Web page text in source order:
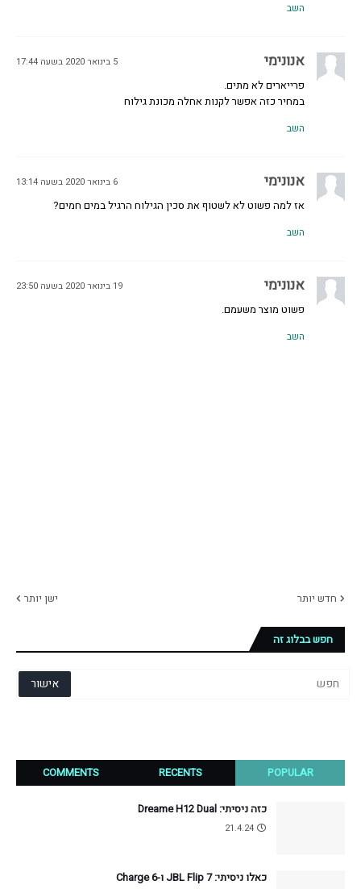
השב
אנונימי 5 בינואר 2020 בשעה 17:44
פרייארים לא מתים.
במחיר כזה אפשר לקנות אחלה מכונת גילוח
השב
אנונימי 6 בינואר 2020 בשעה 13:14
אז למה פשוט לא לשטוף את סכין הגילוח הרגיל במים חמים?
השב
אנונימי 19 בינואר 2020 בשעה 23:50
פשוט מוצר משעמם.
השב
חדש יותר ישן יותר
חפש בבלוג זה
POPULAR
RECENTS
COMMENTS
כזה ניסיתי: Dreame H12 Dual
21.4.24
כאלו ניסיתי: JBL Flip 7 ו-Charge 6